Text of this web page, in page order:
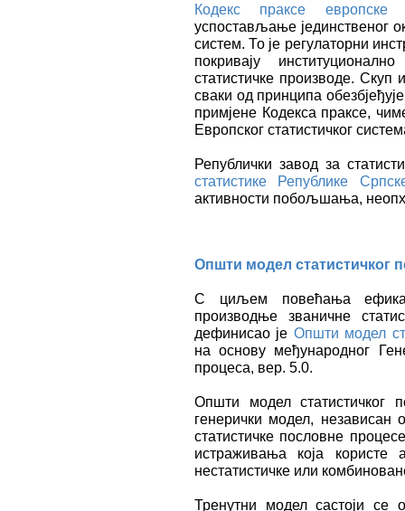
Кодекс праксе европске
успостављање јединственог
систем. То је регулаторни
покривају
статистичке производе. Скуп
сваки од принципа
примјене Кодекса праксе,
Европског статистичког
Републички завод за
статистике Републике
активности побољшања,
Општи модел статистичког
С циљем повећања
производње званичне
дефинисао је Општи модел
на основу међународног
процеса, вер. 5.0.
Општи модел статистичког
генерички модел,
статистичке пословне
истраживања која користе
нестатистичке или
Тренутни модел састоји